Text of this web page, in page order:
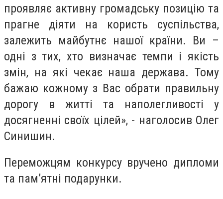
проявляє активну громадську позицію та
прагне діяти на користь суспільства,
залежить майбутнє нашої країни. Ви –
одні з тих, хто визначає темпи і якість
змін, на які чекає наша держава. Тому
бажаю кожному з Вас обрати правильну
дорогу в житті та наполегливості у
досягненні своїх цілей», - наголосив Олег
Синишин.
Переможцям конкурсу вручено дипломи
та пам’ятні подарунки.